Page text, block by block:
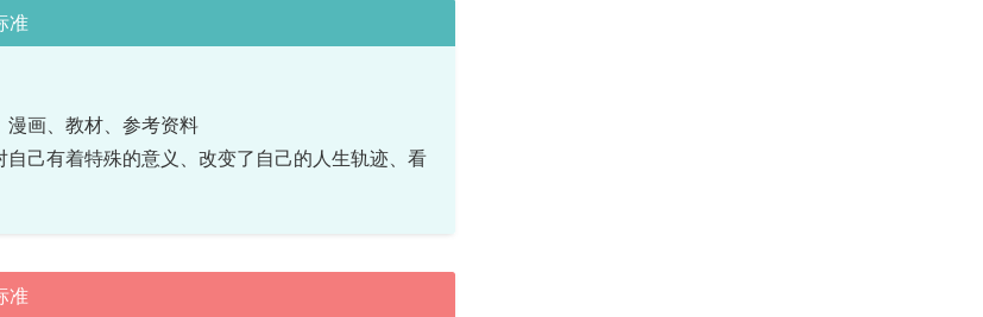
准
画、教材、参考资料
己有着特殊的意义、改变了自己的人生轨迹、看
准